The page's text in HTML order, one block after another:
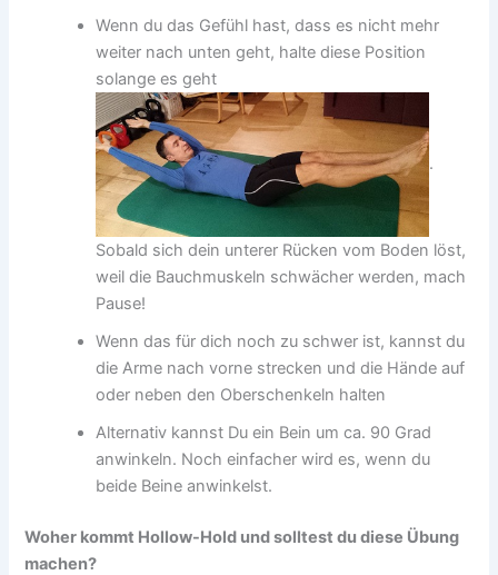
Wenn du das Gefühl hast, dass es nicht mehr
weiter nach unten geht, halte diese Position
solange es geht
.
Sobald sich dein unterer Rücken vom Boden löst,
weil die Bauchmuskeln schwächer werden, mach
Pause!
Wenn das für dich noch zu schwer ist, kannst du
die Arme nach vorne strecken und die Hände auf
oder neben den Oberschenkeln halten
Alternativ kannst Du ein Bein um ca. 90 Grad
anwinkeln. Noch einfacher wird es, wenn du
beide Beine anwinkelst.
Woher kommt Hollow-Hold und solltest du diese Übung
machen?